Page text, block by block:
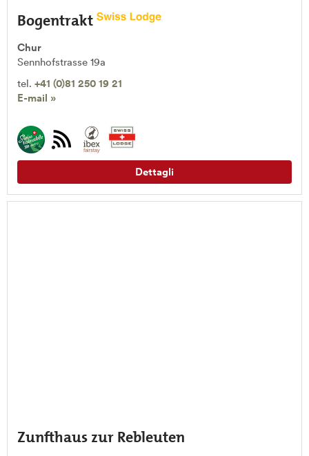
Bogentrakt
Chur
Sennhofstrasse 19a
tel. +41 (0)81 250 19 21
E-mail »
Dettagli
Zunfthaus zur Rebleuten